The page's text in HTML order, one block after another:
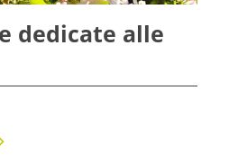
dedicate alle